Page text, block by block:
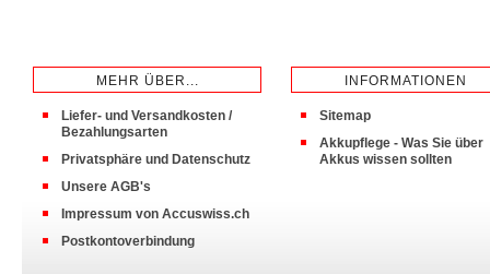
MEHR ÜBER...
Liefer- und Versandkosten /
Bezahlungsarten
Privatsphäre und Datenschutz
Unsere AGB's
Impressum von Accuswiss.ch
Postkontoverbindung
INFORMATIONEN
Sitemap
Akkupflege - Was Sie über
Akkus wissen sollten